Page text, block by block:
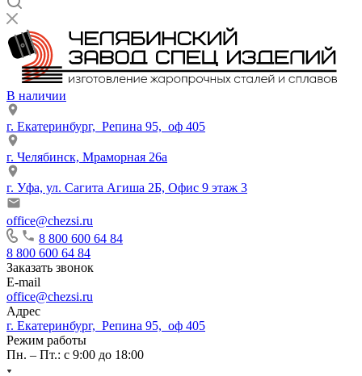
В наличии
г. Екатеринбург, Репина 95, оф 405
г. Челябинск, Мраморная 26а
г. Уфа, ул. Сагита Агиша 2Б, Офис 9 этаж 3
office@chezsi.ru
8 800 600 64 84
8 800 600 64 84
Заказать звонок
E-mail
office@chezsi.ru
Адрес
г. Екатеринбург, Репина 95, оф 405
Режим работы
Пн. – Пт.: с 9:00 до 18:00